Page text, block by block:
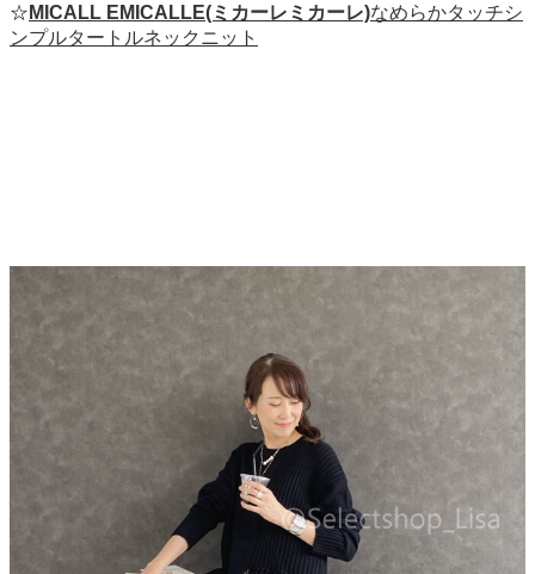
☆ MICALL EMICALLE(ミカーレミカーレ)なめらかタッチシ
ンプルタートルネックニット